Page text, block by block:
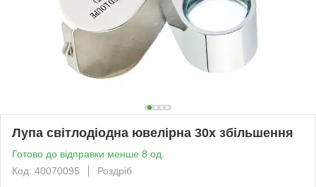
Лупа світлодіодна ювелірна 30х збільшення
Готово до відправки менше 8 од.
Код: 40070095
Роздріб